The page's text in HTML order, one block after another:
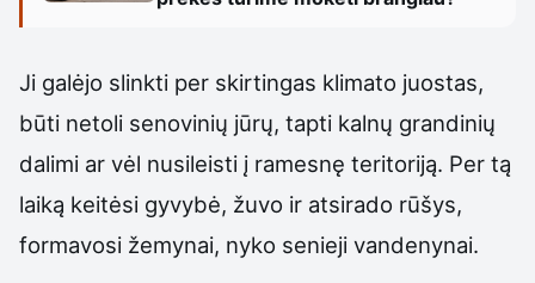
Ji galėjo slinkti per skirtingas klimato juostas,
būti netoli senovinių jūrų, tapti kalnų grandinių
dalimi ar vėl nusileisti į ramesnę teritoriją. Per tą
laiką keitėsi gyvybė, žuvo ir atsirado rūšys,
formavosi žemynai, nyko senieji vandenynai.